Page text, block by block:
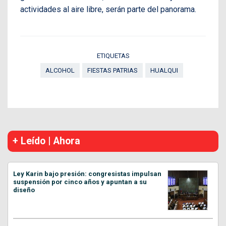
actividades al aire libre, serán parte del panorama.
ETIQUETAS
ALCOHOL
FIESTAS PATRIAS HUALQUI
+ Leído | Ahora
Ley Karin bajo presión: congresistas impulsan
suspensión por cinco años y apuntan a su
diseño